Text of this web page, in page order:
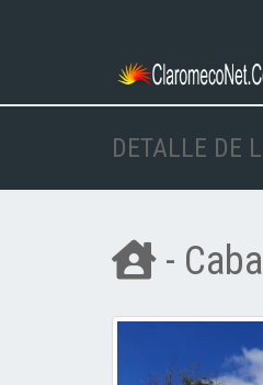
DETALLE DE
-